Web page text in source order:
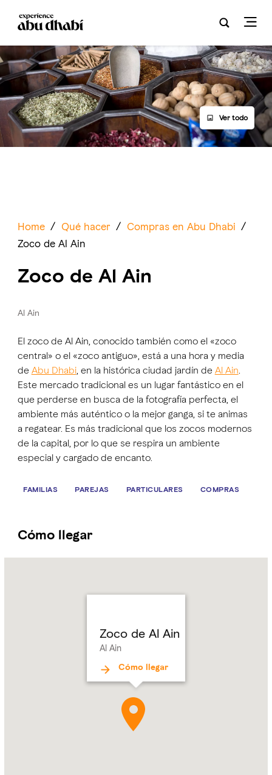
Ver todo
Home / Qué hacer / Compras en Abu Dhabi /
Zoco de Al Ain
Zoco de Al Ain
Al Ain
El zoco de Al Ain, conocido también como el «zoco
central» o el «zoco antiguo», está a una hora y media
de Abu Dhabi, en la histórica ciudad jardín de Al Ain
Este mercado tradicional es un lugar fantástico en el
que perderse en busca de la fotografía perfecta, el
ambiente más auténtico o la mejor ganga, si te animas
a regatear. Es más tradicional que los zocos modernos
de la capital, por lo que se respira un ambiente
especial y cargado de encanto.
FAMILIAS PAREJAS PARTICULARES COMPRAS
Cómo llegar
Zoco de Al Ain
Al Ain
Cómo llegar